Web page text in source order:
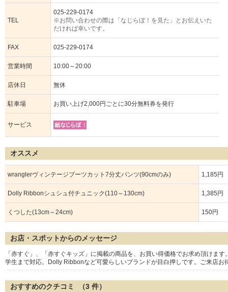
TEL
025-229-0174
※お問い合わせの際は「なじらぼ！を見た」とお伝えいた
だければ幸いです。
FAX 025-229-0174
営業時間 10:00～20:00
店休日 無休
駐車場 お買い上げ2,000円ごとに30分無料券を発行
サービス
オススメ
wranglerヴィンテージブーツカット7分丈パンツ(90cmのみ) 1,185円
Dolly Ribbonシュシュ付チュニック(110～130cm) 1,385円
くつした(13cm～24cm) 150円
お店・スポットからのメッセージ
「赤すぐ」、「赤すぐキッズ」に掲載の商品を、お買い得価格でお求め頂けま
学生まで対応。Dolly Ribbonなど可愛らしいブランドが目白押しです。ご来店お
おすすめのクチコミ （3 件）